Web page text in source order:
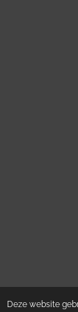
Deze website